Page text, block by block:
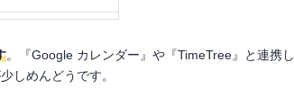
。『Google カレンダー』や『TimeTree』と連携し
しめんどうです。